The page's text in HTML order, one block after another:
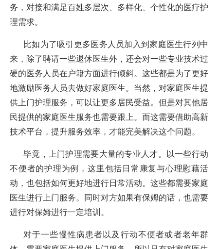
务，对接和满足百姓多层次、多样化、个性化的医疗护
理需求。
比如为了吸引更多医务人员加入到家庭医生行列中
来，除了聘请一些退休医生外，还会对一些专业技术过
硬的医务人员在户籍方面进行倾斜。这些都是为了更好
地激励医务人员去做好家庭医生。当然，对家庭医生提
供上门护理服务，可以让更多居民受益。但是对其他居
民提供的家庭医生服务也需要跟上。而这需要借助高新
技术平台，提升服务效率，才能完美解决这个问题。
毕竟，上门护理需要大量的专业人才。以一些行动
不便者的护理为例，这里包括日常康复与心理慰藉活
动，也包括如何更好地进行日常活动。这些都需要家庭
医生进行上门服务。同时对方如果有保姆的话，也需要
进行对保姆进行一定培训。
对于一些慢性病患者以及行动不便者或者老年群